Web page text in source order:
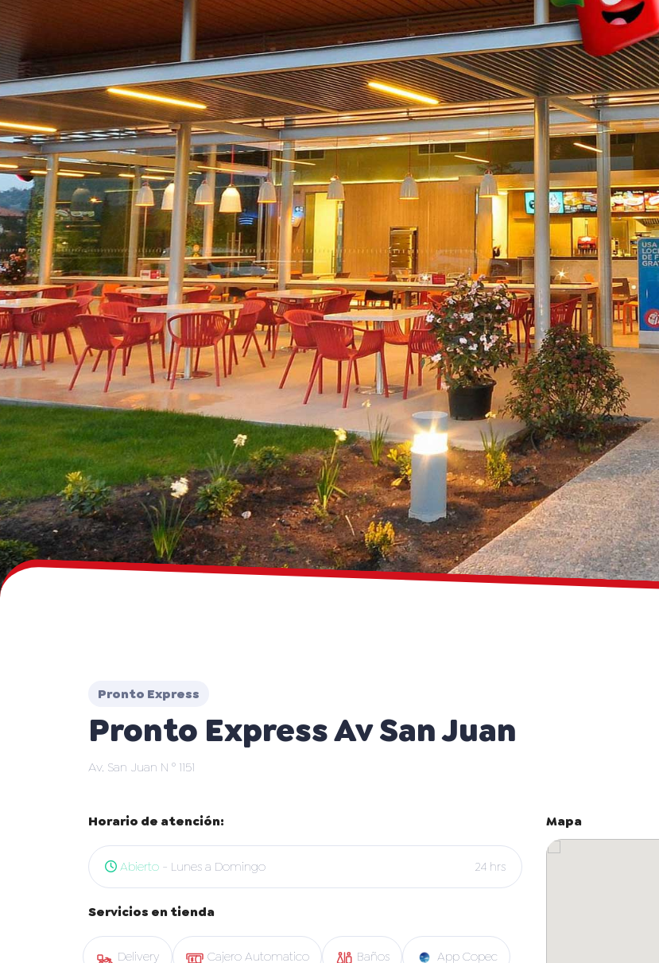
Pronto Express
Pronto Express Av San Juan
Av. San Juan N ° 1151
Horario de atención:
Abierto - Lunes a Domingo 24 hrs
Servicios en tienda
Delivery Cajero Automatico Baños App Copec
Mapa